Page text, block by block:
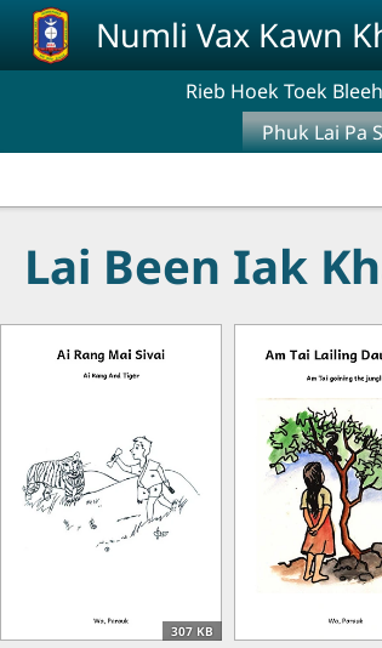
Skip to main content
Numli Vax Kawn
Rieb Hoek Toek Bleeh
Phuk Lai Pa
Lai Been Iak
307 KB